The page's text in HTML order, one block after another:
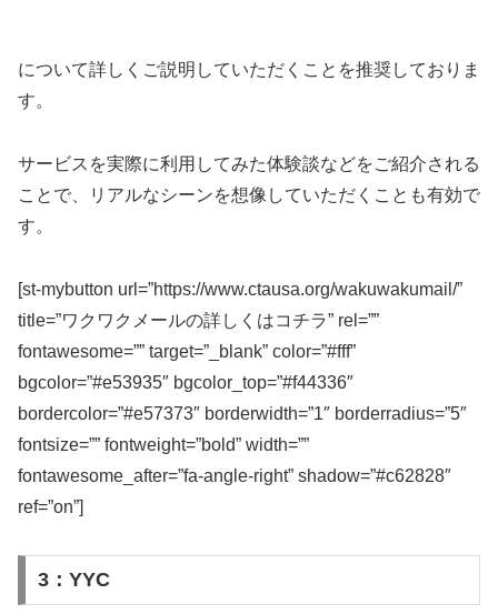
について詳しくご説明していただくことを推奨しておりま
す。
サービスを実際に利用してみた体験談などをご紹介される
ことで、リアルなシーンを想像していただくことも有効で
す。
[st-mybutton url=”https://www.ctausa.org/wakuwakumail/”
title=”ワクワクメールの詳しくはコチラ” rel=””
fontawesome=”” target=”_blank” color=”#fff”
bgcolor=”#e53935″ bgcolor_top=”#f44336″
bordercolor=”#e57373″ borderwidth=”1″ borderradius=”5″
fontsize=”” fontweight=”bold” width=””
fontawesome_after=”fa-angle-right” shadow=”#c62828″
ref=”on”]
3：YYC